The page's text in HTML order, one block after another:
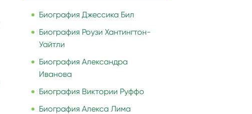
Биография Джессика Бил
Биография Роузи Хантингтон-
Уайтли
Биография Александра
Иванова
Биография Виктории Руффо
Биография Алекса Лима